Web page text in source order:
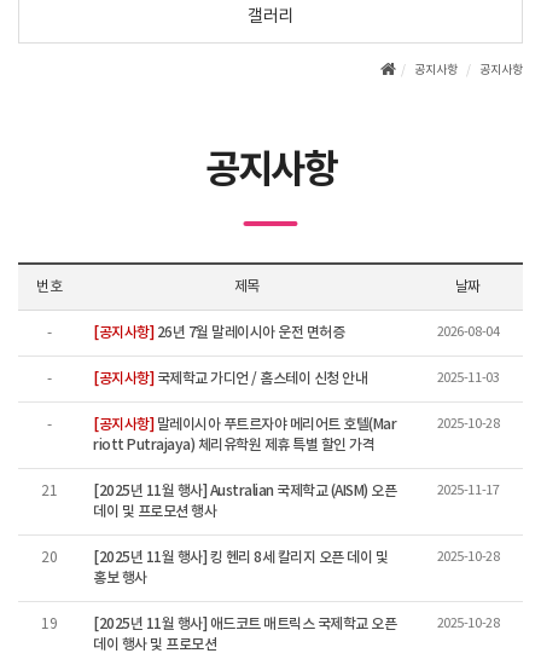
o
갤러리
공지사항 공지사항
공지사항
번호 제목 날짜
- [공지사항] 26년 7월 말레이시아 운전 면허증 2026-08-04
- [공지사항] 국제학교 가디언 / 홈스테이 신청 안내 2025-11-03
- [공지사항] 말레이시아 푸트르자야 메리어트 호텔(Mar
riott Putrajaya) 체리유학원 제휴 특별 할인 가격
2025-10-28
21
[2025년 11월 행사] Australian 국제학교 (AISM) 오픈
데이 및 프로모션 행사
2025-11-17
20
[2025년 11월 행사] 킹 헨리 8세 칼리지 오픈 데이 및
홍보 행사
2025-10-28
19
[2025년 11월 행사] 애드코트 매트릭스 국제학교 오픈
데이 행사 및 프로모션
2025-10-28